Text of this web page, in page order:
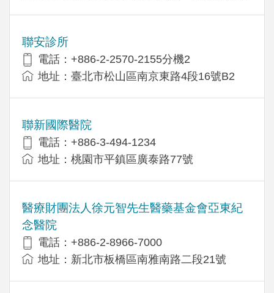
聯安診所
電話：+886-2-2570-2155分機2
地址：臺北市松山區南京東路4段16號B2
聯新國際醫院
電話：+886-3-494-1234
地址：桃園市平鎮區廣泰路77號
醫療財團法人徐元智先生醫藥基金會亞東紀
念醫院
電話：+886-2-8966-7000
地址：新北市板橋區南雅南路二段21號